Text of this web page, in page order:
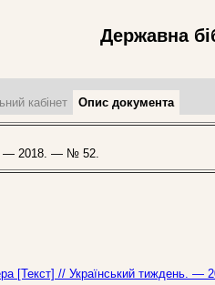
Державна
кабінет Опис документа
— 2018. — № 52.
[Текст] // Український